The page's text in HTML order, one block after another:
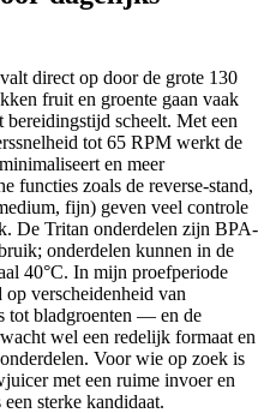
direct op door de grote 130
fruit en groente gaan vaak
scheelt. Met een
tot 65 RPM werkt de
en meer
functies zoals de reverse-stand,
fijn) geven veel controle
De Tritan onderdelen zijn BPA-
onderdelen kunnen in de
40°C. In mijn proefperiode
op verscheidenheid van
tot bladgroenten — en de
wel een redelijk formaat en
Voor wie op zoek is
met een ruime invoer en
sterke kandidaat.